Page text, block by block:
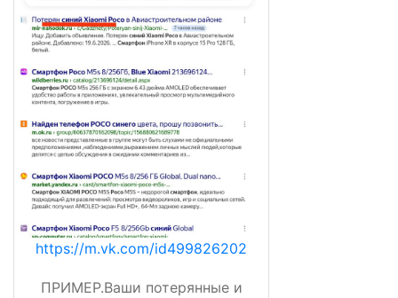
https://m.vk.com/id499826202
ПРИМЕР.Ваши потерянные и